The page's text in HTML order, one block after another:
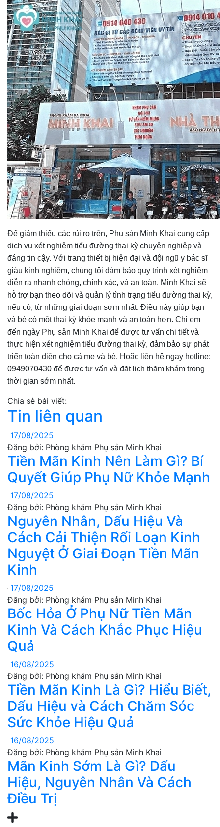
Để giảm thiểu các rủi ro trên, Phụ sản Minh Khai cung cấp
dịch vụ xét nghiệm tiểu đường thai kỳ chuyên nghiệp và
đáng tin cậy. Với trang thiết bị hiện đại và đội ngũ y bác sĩ
giàu kinh nghiệm, chúng tôi đảm bảo quy trình xét nghiệm
diễn ra nhanh chóng, chính xác, và an toàn. Minh Khai sẽ
hỗ trợ bạn theo dõi và quản lý tình trạng tiểu đường thai kỳ,
nếu có, từ những giai đoạn sớm nhất. Điều này giúp bạn
và bé có một thai kỳ khỏe mạnh và an toàn hơn. Chị em
đến ngày Phụ sản Minh Khai để được tư vấn chi tiết và
thực hiện xét nghiệm tiểu đường thai kỳ, đảm bảo sự phát
triển toàn diện cho cả mẹ và bé. Hoặc liên hệ ngay hotline:
0949070430 để được tư vấn và đặt lịch thăm khám trong
thời gian sớm nhất.
Chia sẻ bài viết:
Tin liên quan
17/08/2025
Đăng bởi: Phòng khám Phụ sản Minh Khai
Tiền Mãn Kinh Nên Làm Gì? Bí
Quyết Giúp Phụ Nữ Khỏe Mạnh
17/08/2025
Đăng bởi: Phòng khám Phụ sản Minh Khai
Nguyên Nhân, Dấu Hiệu Và
Cách Cải Thiện Rối Loạn Kinh
Nguyệt Ở Giai Đoạn Tiền Mãn
Kinh
17/08/2025
Đăng bởi: Phòng khám Phụ sản Minh Khai
Bốc Hỏa Ở Phụ Nữ Tiền Mãn
Kinh Và Cách Khắc Phục Hiệu
Quả
16/08/2025
Đăng bởi: Phòng khám Phụ sản Minh Khai
Tiền Mãn Kinh Là Gì? Hiểu Biết,
Dấu Hiệu và Cách Chăm Sóc
Sức Khỏe Hiệu Quả
16/08/2025
Đăng bởi: Phòng khám Phụ sản Minh Khai
Mãn Kinh Sớm Là Gì? Dấu
Hiệu, Nguyên Nhân Và Cách
Điều Trị